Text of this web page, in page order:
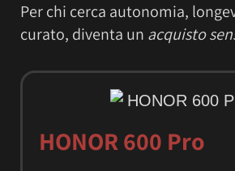
Per chi cerca autonomia,
curato, diventa un acquisto
HONOR 600 Pro